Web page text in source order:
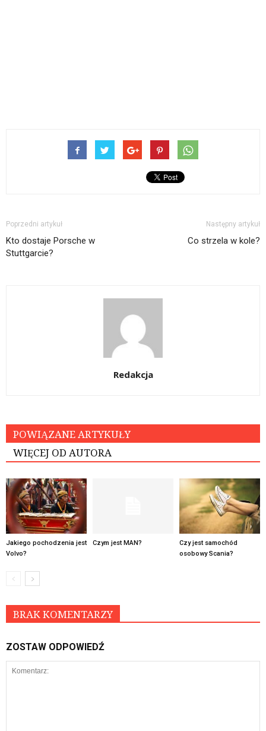
Poprzedni artykuł
Kto dostaje Porsche w
Stuttgarcie?
Następny artykuł
Co strzela w kole?
Redakcja
POWIĄZANE ARTYKUŁY
WIĘCEJ OD AUTORA
Jakiego pochodzenia jest
Volvo?
Czym jest MAN?
Czy jest samochód
osobowy Scania?
BRAK KOMENTARZY
ZOSTAW ODPOWIEDŹ